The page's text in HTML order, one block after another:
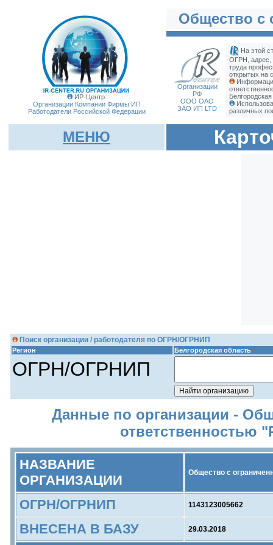
ИР-Центр.
Организации Компании Фирмы ИП
Работодатели Российской Федерации
Общество с
Организации
РФ
ООО ОАО
ЗАО ИП LTD
На этой
ОГРН, адрес,
труда
открытых на
различных
МЕНЮ
Поиск организации / работодателя по ОГРН/ОГРНИП
Регион Белгородская область
ОГРН/ОГРНИП
Данные по организации -
ответственностью
НАЗВАНИЕ
ОРГАНИЗАЦИИ
Общество с
ОГРН/ОГРНИП 1143123005662
ВНЕСЕНА В БАЗУ 29.03.2018